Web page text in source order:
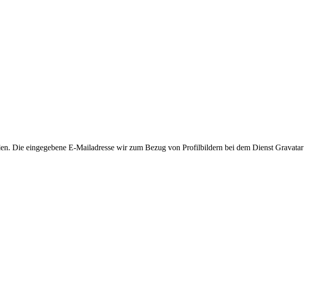
Die eingegebene E-Mailadresse wir zum Bezug von Profilbildern bei dem Dienst Gravatar